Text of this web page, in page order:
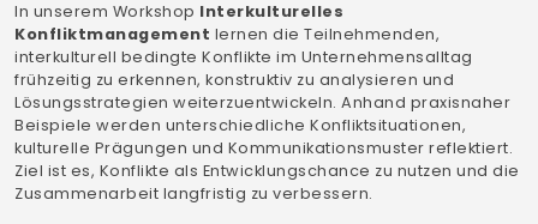
In unserem Workshop Interkulturelles
Konfliktmanagement lernen die Teilnehmenden,
interkulturell bedingte Konflikte im Unternehmensalltag
frühzeitig zu erkennen, konstruktiv zu analysieren und
Lösungsstrategien weiterzuentwickeln. Anhand praxisnaher
Beispiele werden unterschiedliche Konfliktsituationen,
kulturelle Prägungen und Kommunikationsmuster reflektiert.
Ziel ist es, Konflikte als Entwicklungschance zu nutzen und die
Zusammenarbeit langfristig zu verbessern.